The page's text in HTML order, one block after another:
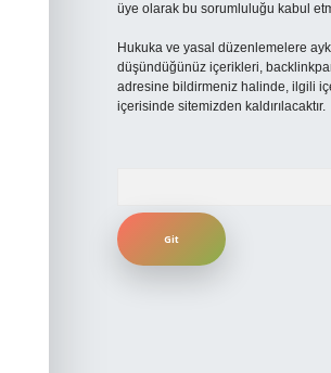
üye olarak bu sorumluluğu kabul
Hukuka ve yasal düzenlemelere
düşündüğünüz içerikleri,
adresine bildirmeniz halinde, ilgili
içerisinde sitemizden kaldırılacaktır.